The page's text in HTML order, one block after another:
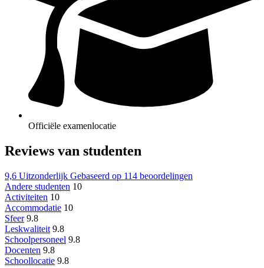
Officiële examenlocatie
Reviews van studenten
9,6 Uitzonderlijk Gebaseerd op 114 beoordelingen
Andere studenten 10
Activiteiten 10
Accommodatie 10
Sfeer 9.8
Leskwaliteit 9.8
Schoolpersoneel 9.8
Docenten 9.8
Schoollocatie 9.8